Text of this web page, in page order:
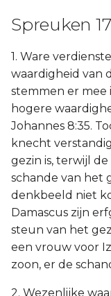
Spreuken
1. Ware
waardigheid van
stemmen er mee
hogere
Johannes 8:35.
knecht
gezin is, terwijl de
schande van het
denkbeeld niet
Damascus zijn
steun van het
een vrouw voor
zoon, er de
2. Wezenlijke